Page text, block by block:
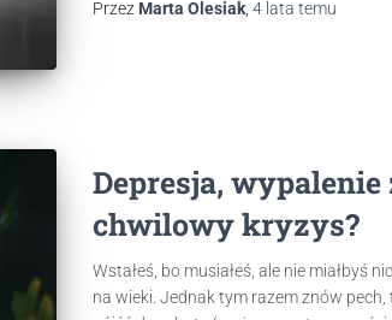
Przez Marta Olesiak, 4 lata temu
Depresja,
chwilowy kryzys?
Wstałeś, bo musiałeś, ale nie miałbyś
na wieki. Jednak tym razem znów pech,